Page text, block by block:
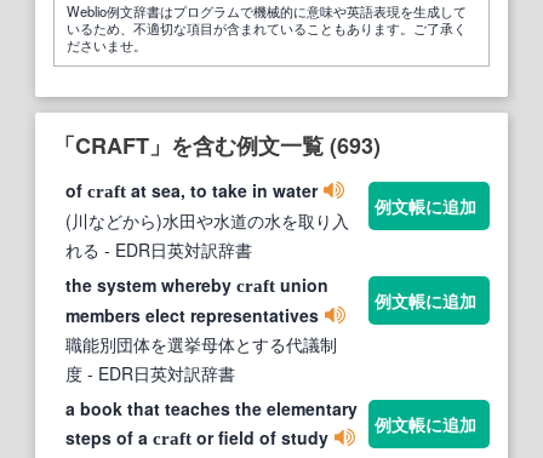
Weblio例文辞書はプログラムで機械的に意味や英語表現を生成して
いるため、不適切な項目が含まれていることもあります。ご了承く
ださいませ。
「CRAFT」を含む例文一覧 (693)
of craft at sea, to take in water
(川などから)水田や水道の水を取り入
れる - EDR日英対訳辞書
例文帳に追加
the system whereby craft union
members elect representatives
職能別団体を選挙母体とする代議制
度 - EDR日英対訳辞書
例文帳に追加
a book that teaches the elementary
steps of a craft or field of study
例文帳に追加